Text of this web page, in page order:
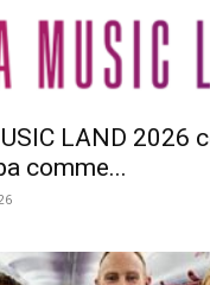
LAND 2026
comme...